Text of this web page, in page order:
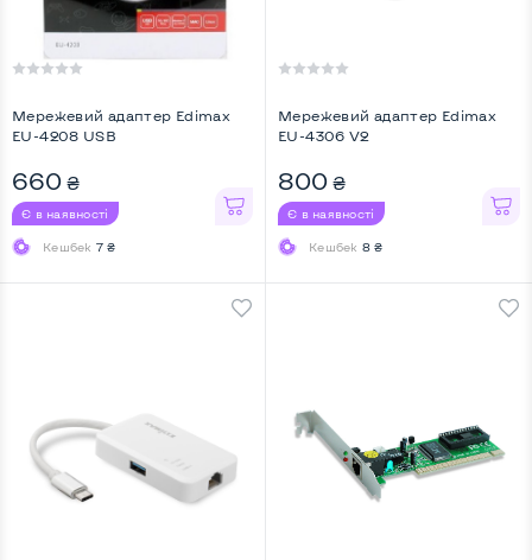
Мережевий адаптер Edimax
EU-4208 USB
660 ₴
Є в наявності
Кешбек 7 ₴
Мережевий адаптер Edimax
EU-4306 V2
800 ₴
Є в наявності
Кешбек 8 ₴